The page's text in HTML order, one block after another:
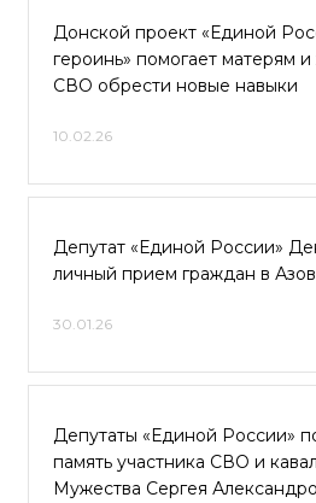
Донской проект «Единой
героинь» помогает матерям
СВО обрести новые навыки
10.02.26
Депутат «Единой России»
личный прием граждан в
30.01.26
Депутаты «Единой России»
память участника СВО и
Мужества Сергея